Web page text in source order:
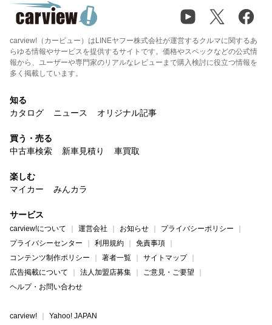
carview!（カービュー）はLINEヤフー株式会社が運営するクルマに関するあ
らゆる情報やサービスを提供するサイトです。価格やスペックなどの公式情
報から、ユーザーや専門家のリアルなレビューまで購入検討に役立つ情報を
多く掲載しています。
知る
カタログ
ニュース オリジナル記事
買う・売る
中古車検索
新車見積り 車買取
楽しむ
マイカー
みんカラ
サービス
carview!について 運営会社 お知らせ
プライバシーポリシー
プライバシーセンター
利用規約
免責事項
コンテンツ制作ポリシー
著者一覧
サイトマップ
広告掲載について
法人加盟店募集
ご意見・ご要望
ヘルプ・お問い合わせ
carview! Yahoo! JAPAN